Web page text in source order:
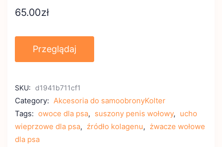
65.00zł
Przeglądaj
SKU: d1941b711cf1
Category: Akcesoria do samoobronyKolter
Tags: owoce dla psa, suszony penis wołowy, ucho
wieprzowe dla psa, źródło kolagenu, żwacze wołowe
dla psa